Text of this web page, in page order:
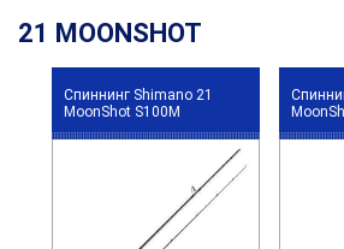
21 MOONSHOT
Спиннинг Shimano 21
MoonShot S100M